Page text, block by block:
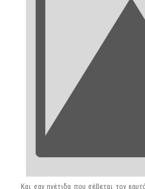
Και σαν ηγέτιδα που σέβεται τον